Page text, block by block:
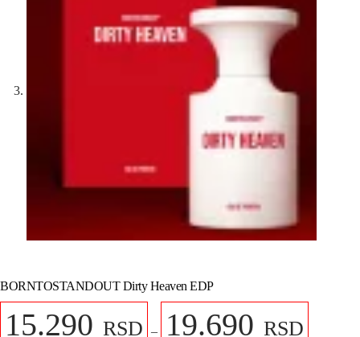
BORNTOSTANDOUT Dirty Heaven EDP
15.290 RSD – 19.690 RSD